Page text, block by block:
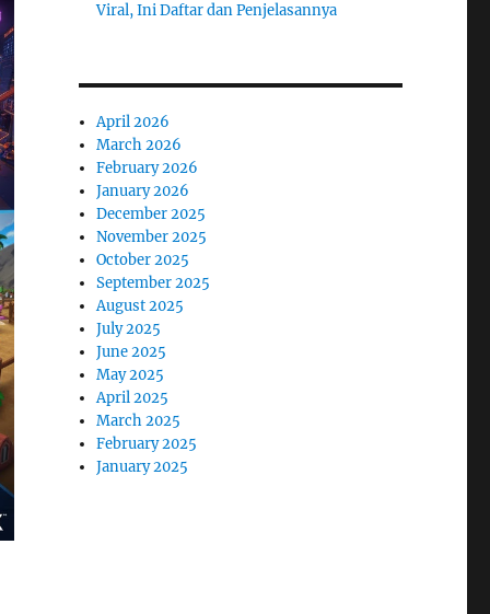
Viral, Ini Daftar dan Penjelasannya
April 2026
March 2026
February 2026
January 2026
December 2025
November 2025
October 2025
September 2025
August 2025
July 2025
June 2025
May 2025
April 2025
March 2025
February 2025
January 2025